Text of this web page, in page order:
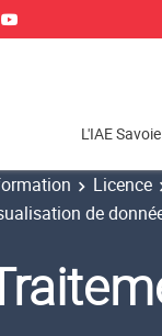
L'IAE
Licence
de